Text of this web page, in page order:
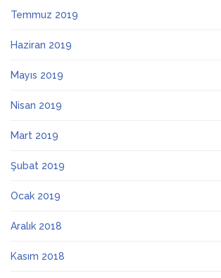
Temmuz 2019
Haziran 2019
Mayıs 2019
Nisan 2019
Mart 2019
Şubat 2019
Ocak 2019
Aralık 2018
Kasım 2018